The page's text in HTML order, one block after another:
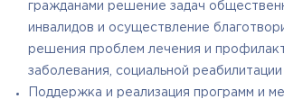
гражданами решение задач
инвалидов и осуществление
решения проблем лечения и
заболевания, социальной
Поддержка и реализация программ и